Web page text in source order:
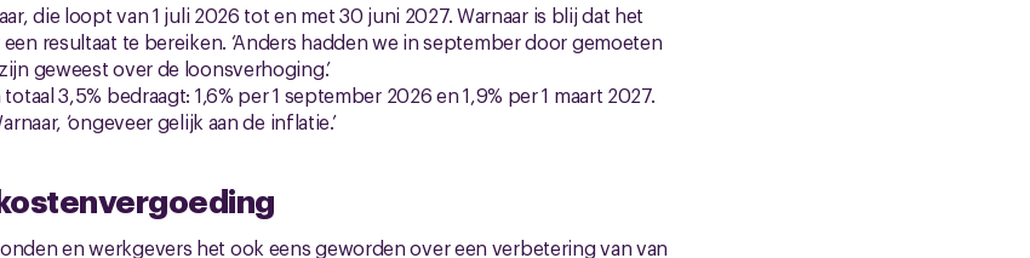
die loopt van 1 juli 2026 tot en met 30 juni 2027. Warnaar is blij dat het
resultaat te bereiken. ‘Anders hadden we in september door gemoeten
geweest over de loonsverhoging.’
3,5% bedraagt: 1,6% per 1 september 2026 en 1,9% per 1 maart 2027.
‘ongeveer gelijk aan de inflatie.’
en werkgevers het ook eens geworden over een verbetering van van